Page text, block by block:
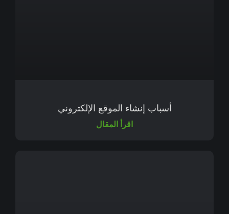
أسباب إنشاء الموقع الإلكتروني
اقرأ المقال